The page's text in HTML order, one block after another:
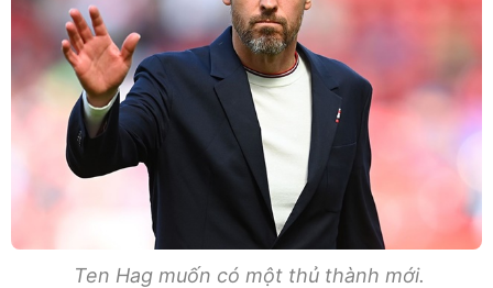
Ten Hag muốn có một thủ thành mới.